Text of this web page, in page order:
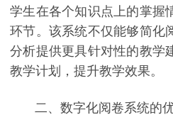
学生在各个知识点上的掌握
环节。该系统不仅能够简化
分析提供更具针对性的教学
教学计划，提升教学效果。
二、数字化阅卷系统的